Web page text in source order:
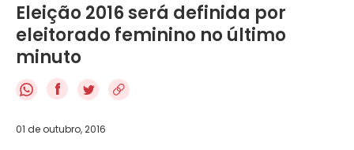
Eleição 2016 será definida por
eleitorado feminino no último
minuto
f
01 de outubro, 2016